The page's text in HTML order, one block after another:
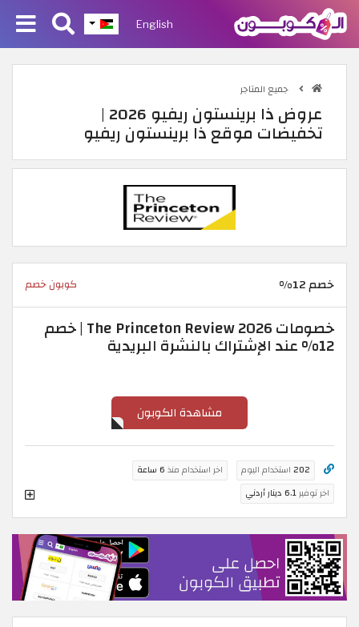
English
جميع المتاجر
عروض ذا برينستون ريفيو 2026 |
تخفيضات موقع ذا برينستون ريفيو
خصم 12% كوبون خصم
خصومات The Princeton Review 2026 | خصم
12% عند الإشتراك بالنشرة البريدية
مشاهدة الكوبون
202 استخدام اليوم اخر استخدام منذ 6 ساعة
اخر توفير6.1 دينار أردني